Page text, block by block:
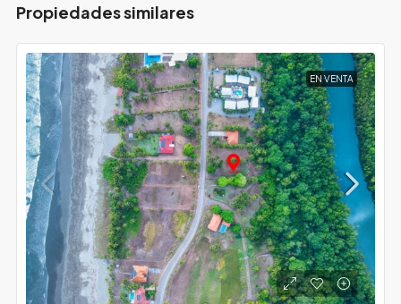
Propiedades similares
EN VENTA